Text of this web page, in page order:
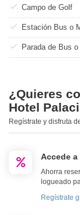
Campo de Golf
Estación Bus o
Parada de Bus
¿Quieres
Hotel
Regístrate y disfruta
Accede
Ahorra
logueado
Regístrate